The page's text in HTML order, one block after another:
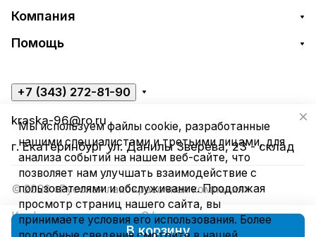
В корзину
Компания
Помощь
+7 (343) 272-81-90
kraska-96@ro.ru
г. Екатеринбург ул. Данилы Зверева, 23 - склад
© 2026 «Русская лакокрасочная компания»
Конфиденциальность
Оферта
Мы используем файлы cookie, разработанные
нашими специалистами и третьими лицами, для
анализа событий на нашем веб-сайте, что
позволяет нам улучшать взаимодействие с
пользователями и обслуживание. Продолжая
просмотр страниц нашего сайта, вы
принимаете условия его использования. Более